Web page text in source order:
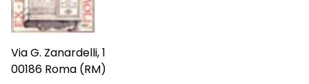
Via G. Zanardelli, 1
00186 Roma (RM)